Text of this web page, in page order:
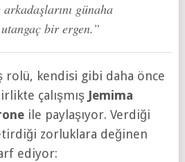
günaha
bir ergen.”
rolü, kendisi gibi daha önce
çalışmış Jemima
ile paylaşıyor. Verdiği
zorluklara değinen
ediyor: